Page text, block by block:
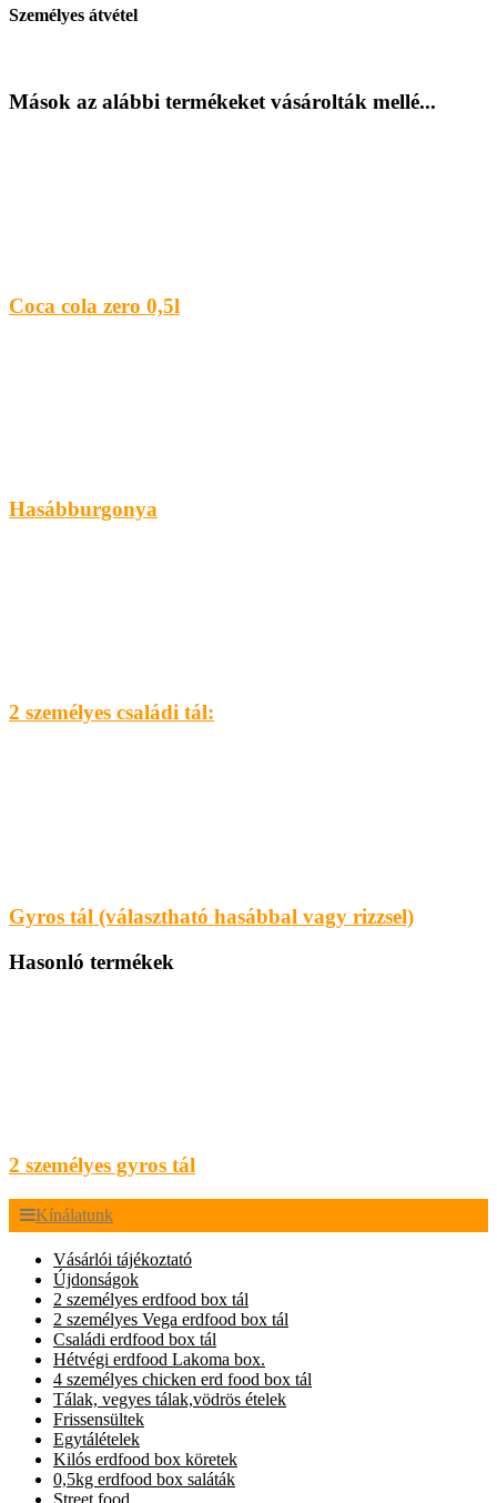
Személyes átvétel
Mások az alábbi termékeket vásárolták mellé...
Coca cola zero 0,5l
Hasábburgonya
2 személyes családi tál:
Gyros tál (választható hasábbal vagy rizzsel)
Hasonló termékek
2 személyes gyros tál
Kínálatunk
Vásárlói tájékoztató
Újdonságok
2 személyes erdfood box tál
2 személyes Vega erdfood box tál
Családi erdfood box tál
Hétvégi erdfood Lakoma box.
4 személyes chicken erd food box tál
Tálak, vegyes tálak,vödrös ételek
Frissensültek
Egytálételek
Kilós erdfood box köretek
0,5kg erdfood box saláták
Street food